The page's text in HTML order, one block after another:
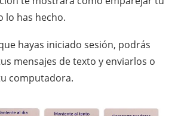
lo has hecho.
hayas iniciado sesión, podrás
mensajes de texto y enviarlos o
computadora.